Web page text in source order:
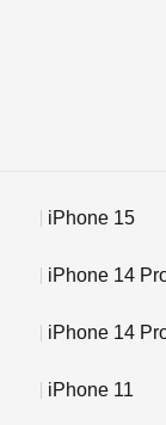
iPhone 15
iPhone 14
iPhone 14
iPhone 11